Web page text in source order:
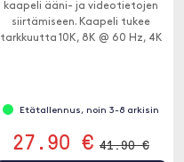
kaapeli ääni- ja videotietojen
siirtämiseen. Kaapeli tukee
tarkkuutta 10K, 8K @ 60 Hz, 4K
Etätallennus, noin 3-8 arkisin
27.90 € 41.90 €